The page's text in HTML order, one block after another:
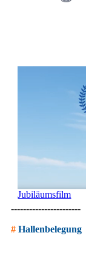
Jubiläumsfilm
-----------------------
#Hallenbelegung